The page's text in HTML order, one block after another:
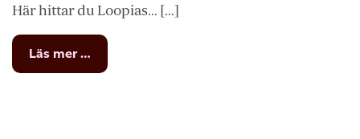
Här hittar du Loopias... [...]
Läs mer …
Apple